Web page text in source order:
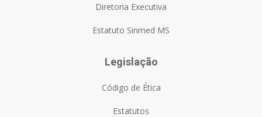
Diretoria Executiva
Estatuto Sinmed MS
Legislação
Código de Ética
Estatutos